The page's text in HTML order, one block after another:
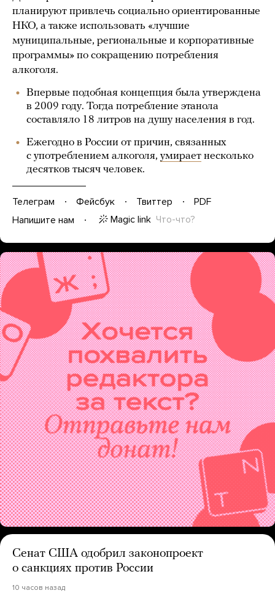
планируют привлечь социально ориентированные
НКО, а также использовать «лучшие
муниципальные, региональные и корпоративные
программы» по сокращению потребления
алкоголя.
Впервые подобная концепция была утверждена
в 2009 году. Тогда потребление этанола
составляло 18 литров на душу населения в год.
Ежегодно в России от причин, связанных
с употреблением алкоголя, умирает несколько
десятков тысяч человек.
Телеграм Фейсбук Твиттер
PDF
Напишите нам
Magic link Что-что?
Сенат США одобрил законопроект
о санкциях против России
10 часов назад